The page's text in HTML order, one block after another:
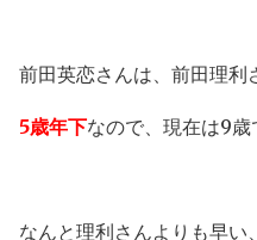
前田英恋さんは、前田理利
5歳年下なので、現在は9歳
なんと理利さんよりも早い、